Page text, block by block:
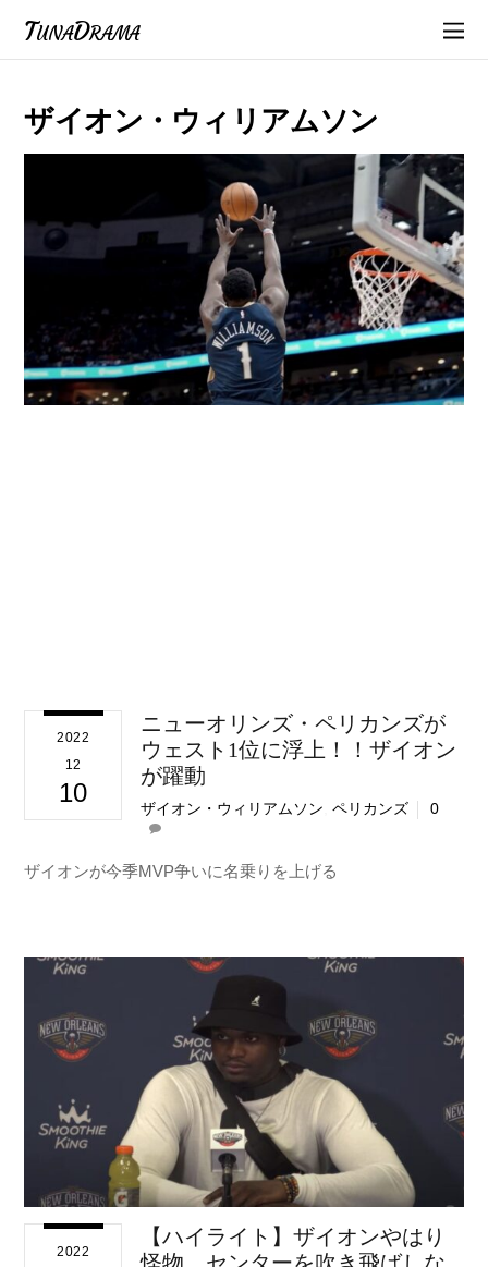
TunaDrama
ザイオン・ウィリアムソン
2022
12
10
ニューオリンズ・ペリカンズが
ウェスト1位に浮上！！ザイオン
が躍動
ザイオン・ウィリアムソン ,ペリカンズ 0
ザイオンが今季MVP争いに名乗りを上げる
2022
【ハイライト】ザイオンやはり